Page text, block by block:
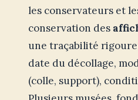
les conservateurs et
conservation des
une traçabilité
date du décollage,
(colle, support),